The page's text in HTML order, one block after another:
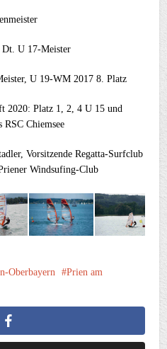
Dt. U 17-Meister
U 19-WM 2017 8. Platz
2020: Platz 1, 2, 4 U 15 und
Chiemsee
Vorsitzende Regatta-Surfclub
Windsufing-Club
Oberbayern
Prien am